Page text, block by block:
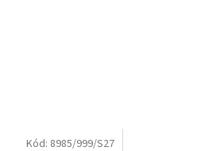
Kód: 8985/999/S27